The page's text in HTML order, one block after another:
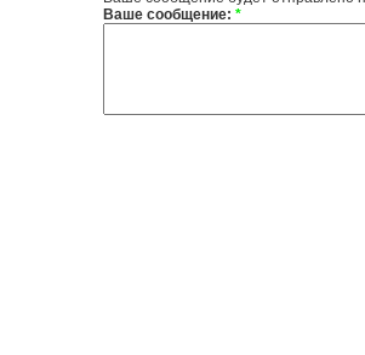
Ваше сообщение: *